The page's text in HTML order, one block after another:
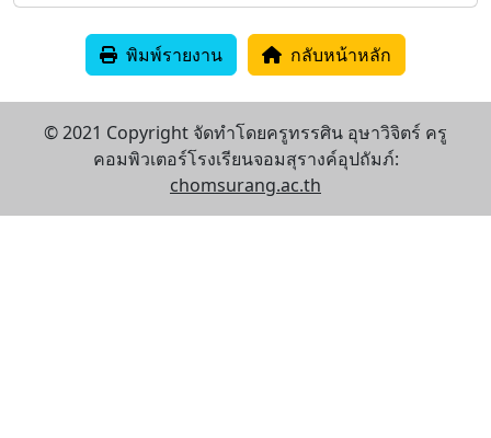
พิมพ์รายงาน กลับหน้าหลัก
© 2021 Copyright จัดทำโดยครูทรรศิน อุษาวิจิตร์ ครู
คอมพิวเตอร์โรงเรียนจอมสุรางค์อุปถัมภ์:
chomsurang.ac.th